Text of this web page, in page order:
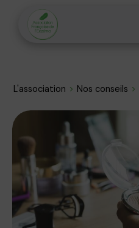
L'association Nos conseils